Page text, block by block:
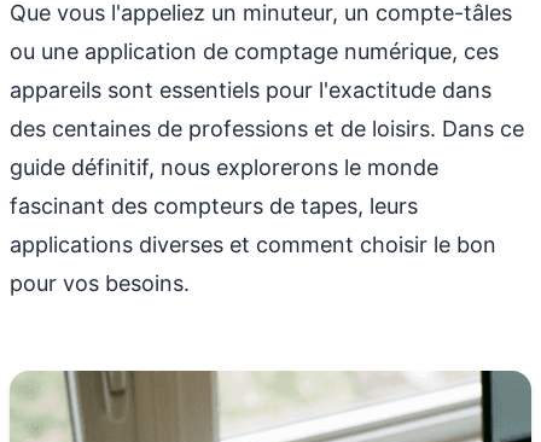
Que vous l'appeliez un minuteur, un compte-tâles
ou une application de comptage numérique, ces
appareils sont essentiels pour l'exactitude dans
des centaines de professions et de loisirs. Dans ce
guide définitif, nous explorerons le monde
fascinant des compteurs de tapes, leurs
applications diverses et comment choisir le bon
pour vos besoins.